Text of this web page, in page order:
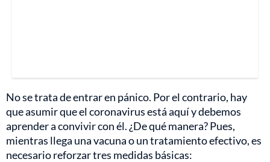
No se trata de entrar en pánico. Por el contrario, hay
que asumir que el coronavirus está aquí y debemos
aprender a convivir con él. ¿De qué manera? Pues,
mientras llega una vacuna o un tratamiento efectivo, es
necesario reforzar tres medidas básicas: